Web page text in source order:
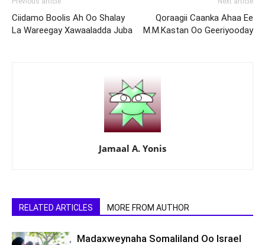
Ciidamo Boolis Ah Oo Shalay
La Wareegay Xawaaladda Juba
Qoraagii Caanka Ahaa Ee
M.M.Kastan Oo Geeriyooday
Jamaal A. Yonis
RELATED ARTICLES MORE FROM AUTHOR
Madaxweynaha Somaliland Oo Israel